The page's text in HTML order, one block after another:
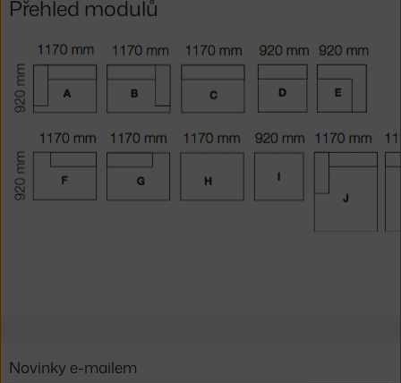
Přehled modulů
Novinky e-mailem